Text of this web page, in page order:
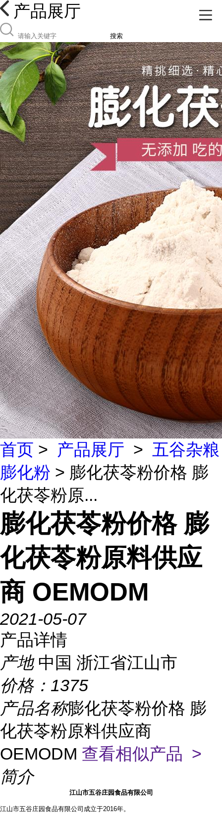
产品展厅
搜索
首页 > 产品展厅 > 五谷杂粮
膨化粉 > 膨化茯苓粉价格 膨
化茯苓粉原...
膨化茯苓粉价格 膨
化茯苓粉原料供应
商 OEMODM
2021-05-07
产品详情
产地 中国 浙江省江山市
价格： 1375
产品名称膨化茯苓粉价格 膨
化茯苓粉原料供应商
OEMODM 查看相似产品 >
简介
江山市五谷庄园食品有限公司
江山市五谷庄园食品有限公司成立于2016年。